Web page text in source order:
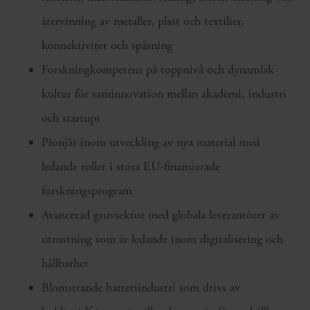
återvinning av metaller, plast och textilier,
konnektivitet och spårning
Forskningkompetens på toppnivå och dynamisk
kultur för saminnovation mellan akademi, industri
och startups
Pionjär inom utveckling av nya material med
ledande roller i stora EU-finansierade
forskningsprogram
Avancerad gruvsektor med globala leverantörer av
utrustning som är ledande inom digitalisering och
hållbarhet
Blomstrande batteriindustri som drivs av